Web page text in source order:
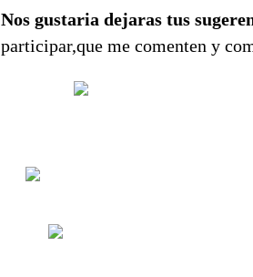
Nos gustaria dejaras tus
participar,que me comenten y